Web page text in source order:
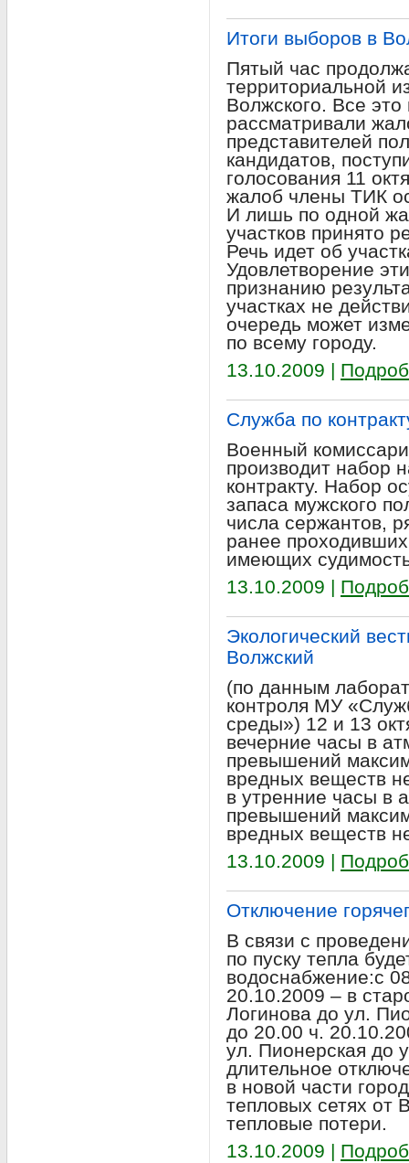
Итоги выборов в
Пятый час
территориальной
Волжского. Все
рассматривали
представителей
кандидатов,
голосования 11
жалоб члены ТИК
И лишь по одной
участков принято
Речь идет об
Удовлетворение
признанию
участках не
очередь может
по всему городу.
13.10.2009 |
Служба по
Военный
производит набор
контракту. Набор
запаса мужского
числа сержантов,
ранее
имеющих
13.10.2009 |
Экологический
Волжский
(по данным
контроля МУ
среды») 12 и 13
вечерние часы в
превышений
вредных веществ
в утренние часы в
превышений
вредных веществ
13.10.2009 |
Отключение
В связи с
по пуску тепла
водоснабжение:с
20.10.2009 – в
Логинова до ул.
до 20.00 ч.
ул. Пионерская до
длительное
в новой части
тепловых сетях от
тепловые потери.
13.10.2009 |